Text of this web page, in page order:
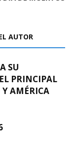
AUTOR
SU
PRINCIPAL
Y AMÉRICA